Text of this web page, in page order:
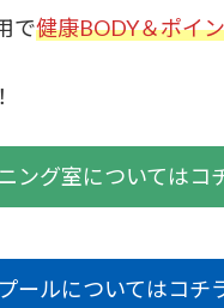
で健康BODY＆ポイ
ング室についてはコ
ールについてはコチ